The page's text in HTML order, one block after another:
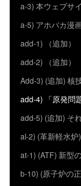
a-3) 本ウェブサ
a-5) アホバカ漫
add-1) （追加）
add-2) （追加）
Add-3) (追加) 核
add-4) 「原発問
add-5) (追加) そ
al-2) (革新軽水炉
at-1) (ATF) 新型
b-10) (原子炉の